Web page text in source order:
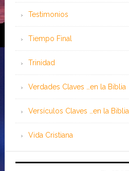
Testimonios
Tiempo Final
Trinidad
Verdades Claves …en la Biblia
Versículos Claves …en la Biblia
Vida Cristiana